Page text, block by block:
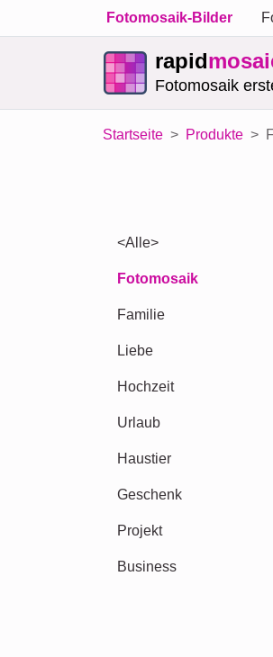
Fotomosaik-Bilder
rapid
Fotomosaik
Startseite Produkte
<Alle>
Fotomosaik
Familie
Liebe
Hochzeit
Urlaub
Haustier
Geschenk
Projekt
Business